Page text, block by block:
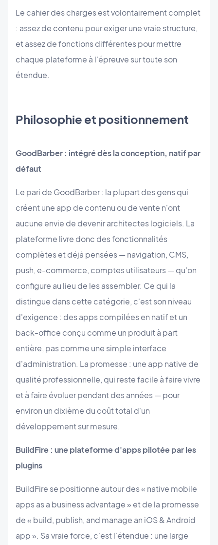
Le cahier des charges est volontairement complet
: assez de contenu pour exiger une vraie structure,
et assez de fonctions différentes pour mettre
chaque plateforme à l'épreuve sur toute son
étendue.
Philosophie et positionnement
GoodBarber : intégré dès la conception, natif par
défaut
Le pari de GoodBarber : la plupart des gens qui
créent une app de contenu ou de vente n'ont
aucune envie de devenir architectes logiciels. La
plateforme livre donc des fonctionnalités
complètes et déjà pensées — navigation, CMS,
push, e-commerce, comptes utilisateurs — qu'on
configure au lieu de les assembler. Ce qui la
distingue dans cette catégorie, c'est son niveau
d'exigence : des apps compilées en natif et un
back-office conçu comme un produit à part
entière, pas comme une simple interface
d'administration. La promesse : une app native de
qualité professionnelle, qui reste facile à faire vivre
et à faire évoluer pendant des années — pour
environ un dixième du coût total d'un
développement sur mesure.
BuildFire : une plateforme d'apps pilotée par les
plugins
BuildFire se positionne autour des « native mobile
apps as a business advantage » et de la promesse
de « build, publish, and manage an iOS & Android
app ». Sa vraie force, c'est l'étendue : une large